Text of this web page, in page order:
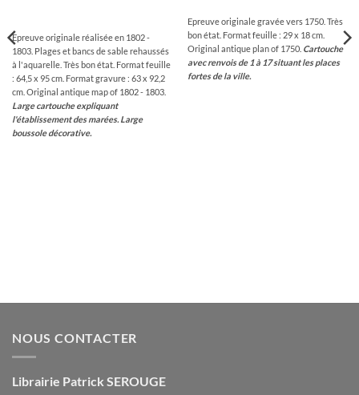
Epreuve originale réalisée en 1802 -
1803. Plages et bancs de sable rehaussés
à l'aquarelle. Très bon état. Format feuille
: 64,5 x 95 cm. Format gravure : 63 x 92,2
cm. Original antique map of 1802 - 1803.
Large cartouche expliquant
l'établissement des marées. Large
boussole décorative.
Epreuve originale gravée vers 1750. Très
bon état. Format feuille : 29 x 18 cm.
Original antique plan of 1750. Cartouche
avec renvois de 1 à 17 situant les places
fortes de la ville.
NOUS CONTACTER
Librairie Patrick SEROUGE